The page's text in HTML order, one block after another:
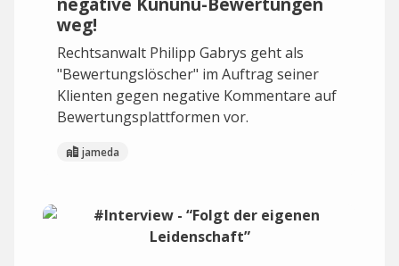
weg!
Rechtsanwalt Philipp Gabrys geht als
"Bewertungslöscher" im Auftrag seiner
Klienten gegen negative Kommentare auf
Bewertungsplattformen vor.
jameda